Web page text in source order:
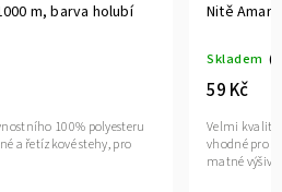
m, barva holubí
100% polyesteru
a řetízkové stehy, pro
Nitě
Skladem
59 Kč
Velmi
vhodné pro
matné